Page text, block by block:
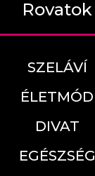
Rovatok
SZELÁVÍ
ÉLETMÓD
DIVAT
EGÉSZSÉG